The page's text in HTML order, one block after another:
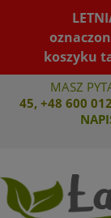
koszyku
MASZ
45, +48 600